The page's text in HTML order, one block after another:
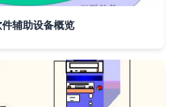
辅助设备概览